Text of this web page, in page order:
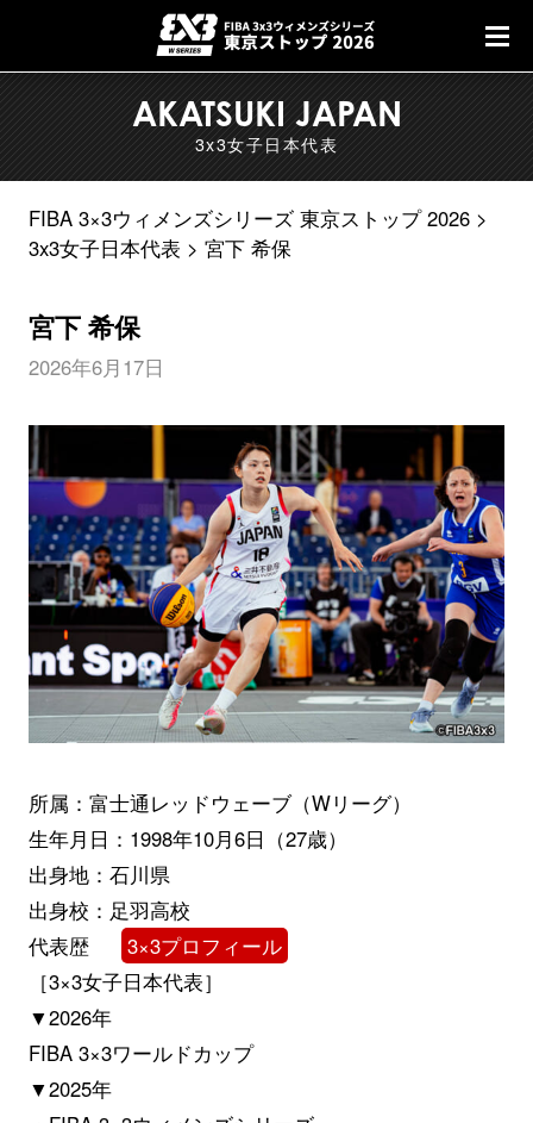
AKATSUKI JAPAN
3x3女子日本代表
FIBA 3×3ウィメンズシリーズ 東京ストップ 2026
3x3女子日本代表
宮下 希保
宮下 希保
2026年6月17日
所属：富士通レッドウェーブ（Wリーグ）
生年月日：1998年10月6日（27歳）
出身地：石川県
出身校：足羽高校
代表歴
3×3プロフィール
［3×3女子日本代表］
▼2026年
FIBA 3×3ワールドカップ
▼2025年